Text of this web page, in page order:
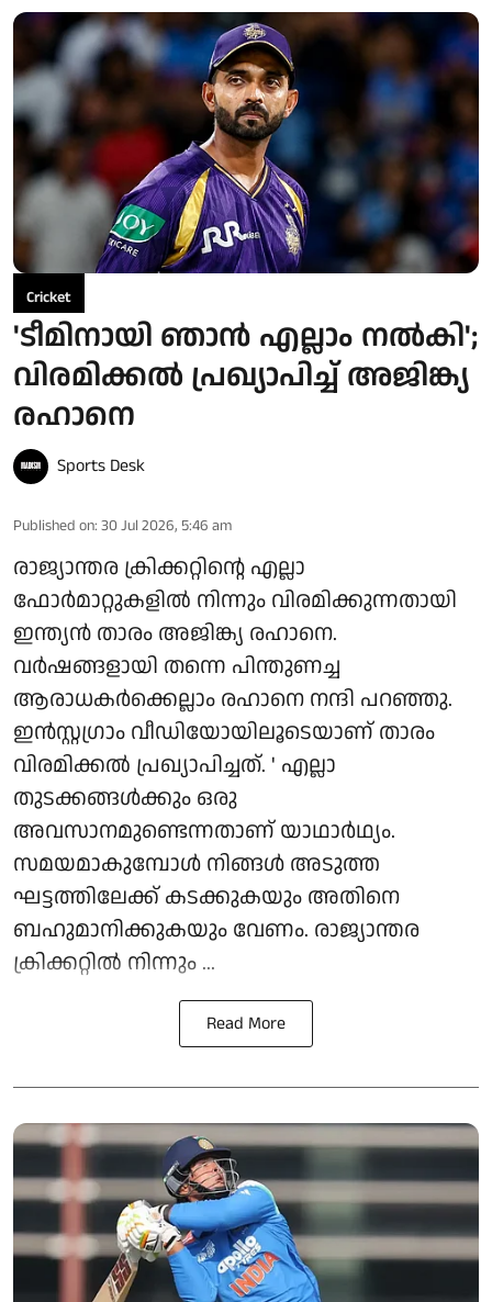
Cricket
'ടീമിനായി ഞാൻ എല്ലാം നൽകി';
വിരമിക്കൽ പ്രഖ്യാപിച്ച് അജിങ്ക്യ
രഹാനെ
Sports Desk
Published on: 30 Jul 2026, 5:46 am
രാജ്യാന്തര ക്രിക്കറ്റിന്റെ എല്ലാ
ഫോർമാറ്റുകളിൽ നിന്നും വിരമിക്കുന്നതായി
ഇന്ത്യൻ താരം അജിങ്ക്യ രഹാനെ.
വർഷങ്ങളായി തന്നെ പിന്തുണച്ച
ആരാധകർക്കെല്ലാം രഹാനെ നന്ദി പറഞ്ഞു.
ഇൻസ്റ്റഗ്രാം വീഡിയോയിലൂടെയാണ് താരം
വിരമിക്കൽ പ്രഖ്യാപിച്ചത്. ' എല്ലാ
തുടക്കങ്ങൾക്കും ഒരു
അവസാനമുണ്ടെന്നതാണ് യാഥാർഥ്യം.
സമയമാകുമ്പോൾ നിങ്ങൾ അടുത്ത
ഘട്ടത്തിലേക്ക് കടക്കുകയും അതിനെ
ബഹുമാനിക്കുകയും വേണം. രാജ്യാന്തര
ക്രിക്കറ്റിൽ നിന്നും ...
Read More